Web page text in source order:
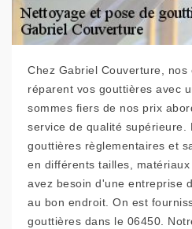
Chez Gabriel Couverture,
réparent vos gouttières avec
sommes fiers de nos prix
service de qualité supérieure.
gouttières règlementaires et
en différents tailles,
avez besoin d'une entreprise
au bon endroit. On est
gouttières dans le 06450.